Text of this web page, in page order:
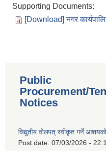
Supporting Documents:
[Download] नगर
Public
Procurement/
Notices
विद्युतीय वोलपत् स्वीकृत गर्ने
Post date: 07/03/2026 -